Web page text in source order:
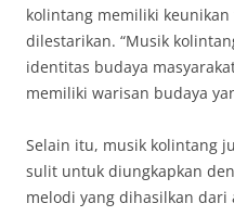
kolintang memiliki
dilestarikan. “Musik
identitas budaya
memiliki warisan budaya
Selain itu, musik kolintang
sulit untuk diungkapkan
melodi yang dihasilkan